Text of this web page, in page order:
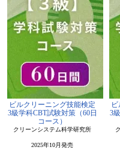
ビルクリーニング技能検定
3級学科CBT試験対策（60日
コース）
クリーンシステム科学研究所
2025年10月発売
3